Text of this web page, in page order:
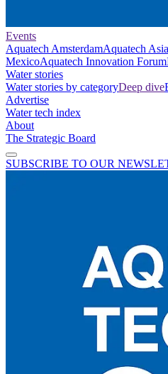
Events
Aquatech AmsterdamAquatech Asia
MexicoAquatech Innovation Forum
Water stories
Water stories by categoryDeep dive
Advertise
Water tech index
About
The Strategic Board
SUBSCRIBE TO OUR